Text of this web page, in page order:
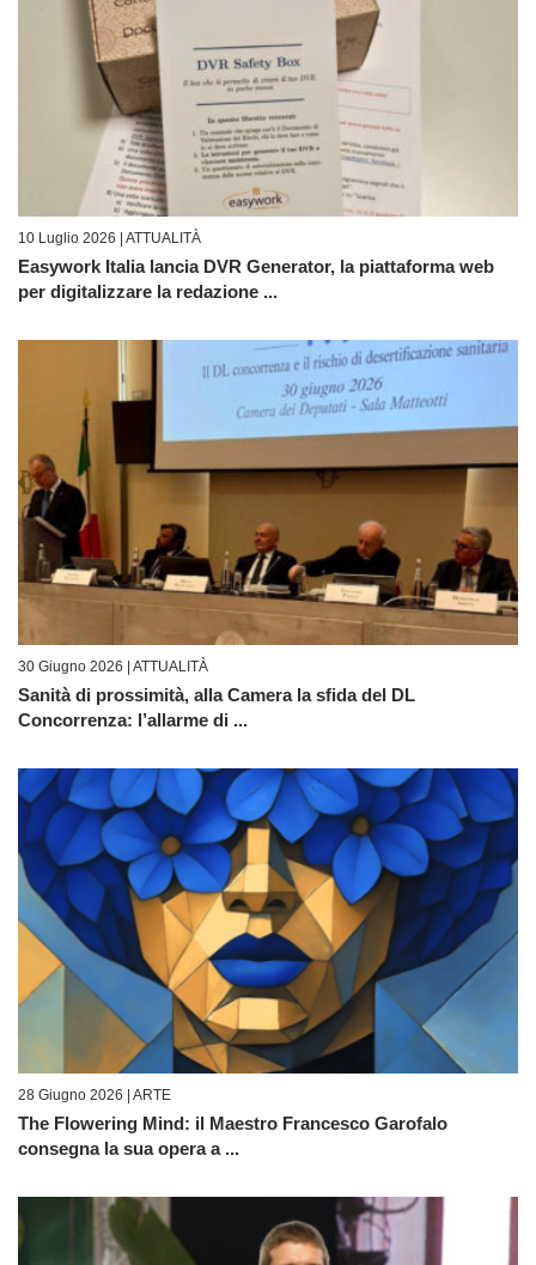
10 Luglio 2026 | ATTUALITÀ
Easywork Italia lancia DVR Generator, la piattaforma web
per digitalizzare la redazione ...
30 Giugno 2026 | ATTUALITÀ
Sanità di prossimità, alla Camera la sfida del DL
Concorrenza: l’allarme di ...
28 Giugno 2026 | ARTE
The Flowering Mind: il Maestro Francesco Garofalo
consegna la sua opera a ...